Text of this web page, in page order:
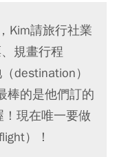
Kim請旅行社業
規畫行程
destination）
棒的是他們訂的
現在唯一要做
）！